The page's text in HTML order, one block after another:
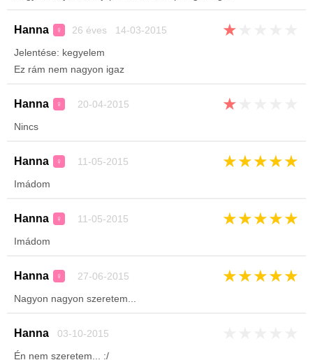
Hanna ♀ 26 éves 14-03-2015 ★
Jelentése: kegyelem
Ez rám nem nagyon igaz
Hanna ♀ 20-04-2015 ★
Nincs
Hanna ♀ 11-05-2015 ★★★★★
Imádom
Hanna ♀ 11-05-2015 ★★★★★
Imádom
Hanna ♀ 27-06-2015 ★★★★★
Nagyon nagyon szeretem...
Hanna 03-10-2015
Én nem szeretem... :/